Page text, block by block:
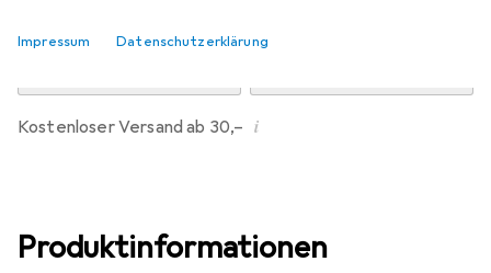
Impressum Datenschutzerklärung
Kostenloser Versand ab 30,– i
Produktinformationen